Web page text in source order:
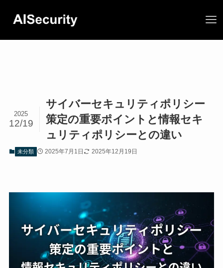
サイバーセキュリティポリシー
策定の重要ポイントと情報セキ
ュリティポリシーとの違い
2025
12/19
未分類 2025年7月1日 2025年12月19日